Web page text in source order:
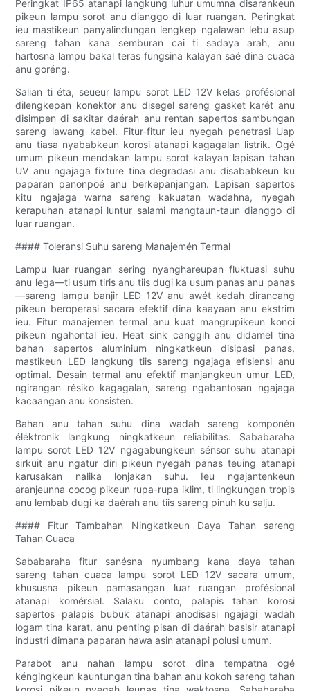
Peringkat IP65 atanapi langkung luhur umumna disarankeun
pikeun lampu sorot anu dianggo di luar ruangan. Peringkat
ieu mastikeun panyalindungan lengkep ngalawan lebu asup
sareng tahan kana semburan cai ti sadaya arah, anu
hartosna lampu bakal teras fungsina kalayan saé dina cuaca
anu goréng.
Salian ti éta, seueur lampu sorot LED 12V kelas profésional
dilengkepan konektor anu disegel sareng gasket karét anu
disimpen di sakitar daérah anu rentan sapertos sambungan
sareng lawang kabel. Fitur-fitur ieu nyegah penetrasi Uap
anu tiasa nyababkeun korosi atanapi kagagalan listrik. Ogé
umum pikeun mendakan lampu sorot kalayan lapisan tahan
UV anu ngajaga fixture tina degradasi anu disababkeun ku
paparan panonpoé anu berkepanjangan. Lapisan sapertos
kitu ngajaga warna sareng kakuatan wadahna, nyegah
kerapuhan atanapi luntur salami mangtaun-taun dianggo di
luar ruangan.
#### Toleransi Suhu sareng Manajemén Termal
Lampu luar ruangan sering nyanghareupan fluktuasi suhu
anu lega—ti usum tiris anu tiis dugi ka usum panas anu panas
—sareng lampu banjir LED 12V anu awét kedah dirancang
pikeun beroperasi sacara efektif dina kaayaan anu ekstrim
ieu. Fitur manajemen termal anu kuat mangrupikeun konci
pikeun ngahontal ieu. Heat sink canggih anu didamel tina
bahan sapertos aluminium ningkatkeun disipasi panas,
mastikeun LED langkung tiis sareng ngajaga efisiensi anu
optimal. Desain termal anu efektif manjangkeun umur LED,
ngirangan résiko kagagalan, sareng ngabantosan ngajaga
kacaangan anu konsisten.
Bahan anu tahan suhu dina wadah sareng komponén
éléktronik langkung ningkatkeun reliabilitas. Sababaraha
lampu sorot LED 12V ngagabungkeun sénsor suhu atanapi
sirkuit anu ngatur diri pikeun nyegah panas teuing atanapi
karusakan nalika lonjakan suhu. Ieu ngajantenkeun
aranjeunna cocog pikeun rupa-rupa iklim, ti lingkungan tropis
anu lembab dugi ka daérah anu tiis sareng pinuh ku salju.
#### Fitur Tambahan Ningkatkeun Daya Tahan sareng
Tahan Cuaca
Sababaraha fitur sanésna nyumbang kana daya tahan
sareng tahan cuaca lampu sorot LED 12V sacara umum,
khususna pikeun pamasangan luar ruangan profésional
atanapi komérsial. Salaku conto, palapis tahan korosi
sapertos palapis bubuk atanapi anodisasi ngajagi wadah
logam tina karat, anu penting pisan di daérah basisir atanapi
industri dimana paparan hawa asin atanapi polusi umum.
Parabot anu nahan lampu sorot dina tempatna ogé
kéngingkeun kauntungan tina bahan anu kokoh sareng tahan